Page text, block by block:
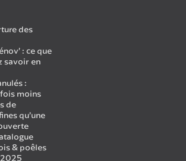
des
: ce que
savoir en
:
moins
de
qu’une
& poêles